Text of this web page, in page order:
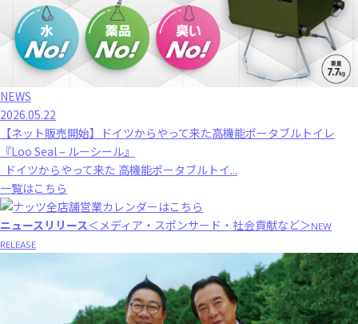
NEWS
2026.05.22
【ネット販売開始】ドイツからやって来た高機能ポータブルトイレ
『Loo Seal – ルーシール』
ドイツからやって来た 高機能ポータブルトイ...
一覧はこちら
ニュースリリース＜メディア・スポンサード・社会貢献など＞NEW
RELEASE